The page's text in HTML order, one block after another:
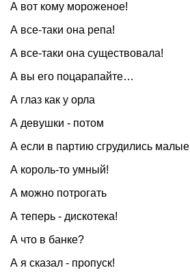
А вот кому мороженое!
А все-таки она репа!
А все-таки она существовала!
А вы его поцарапайте…
А глаз как у орла
А девушки - потом
А если в партию сгрудились малые
А король-то умный!
А можно потрогать
А теперь - дискотека!
А что в банке?
А я сказал - пропуск!